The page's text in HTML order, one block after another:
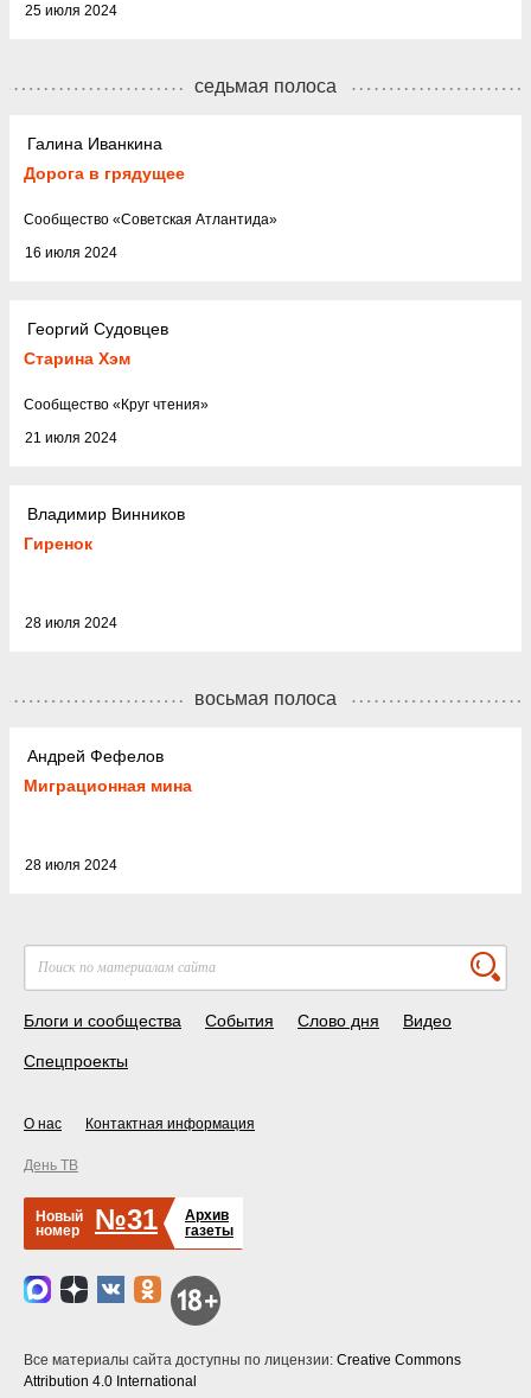
25 июля 2024
седьмая полоса
Галина Иванкина
Дорога в грядущее
16 июля 2024
Cообщество «Советская Атлантида»
Георгий Судовцев
Старина Хэм
21 июля 2024
Cообщество «Круг чтения»
Владимир Винников
Гиренок
28 июля 2024
восьмая полоса
Андрей Фефелов
Миграционная мина
28 июля 2024
Блоги и сообщества События Слово дня Видео
Спецпроекты
О нас Контактная информация
День ТВ
Новый
номер
№31
Архив
газеты
Все материалы сайта доступны по лицензии: Creative Commons
Attribution 4.0 International